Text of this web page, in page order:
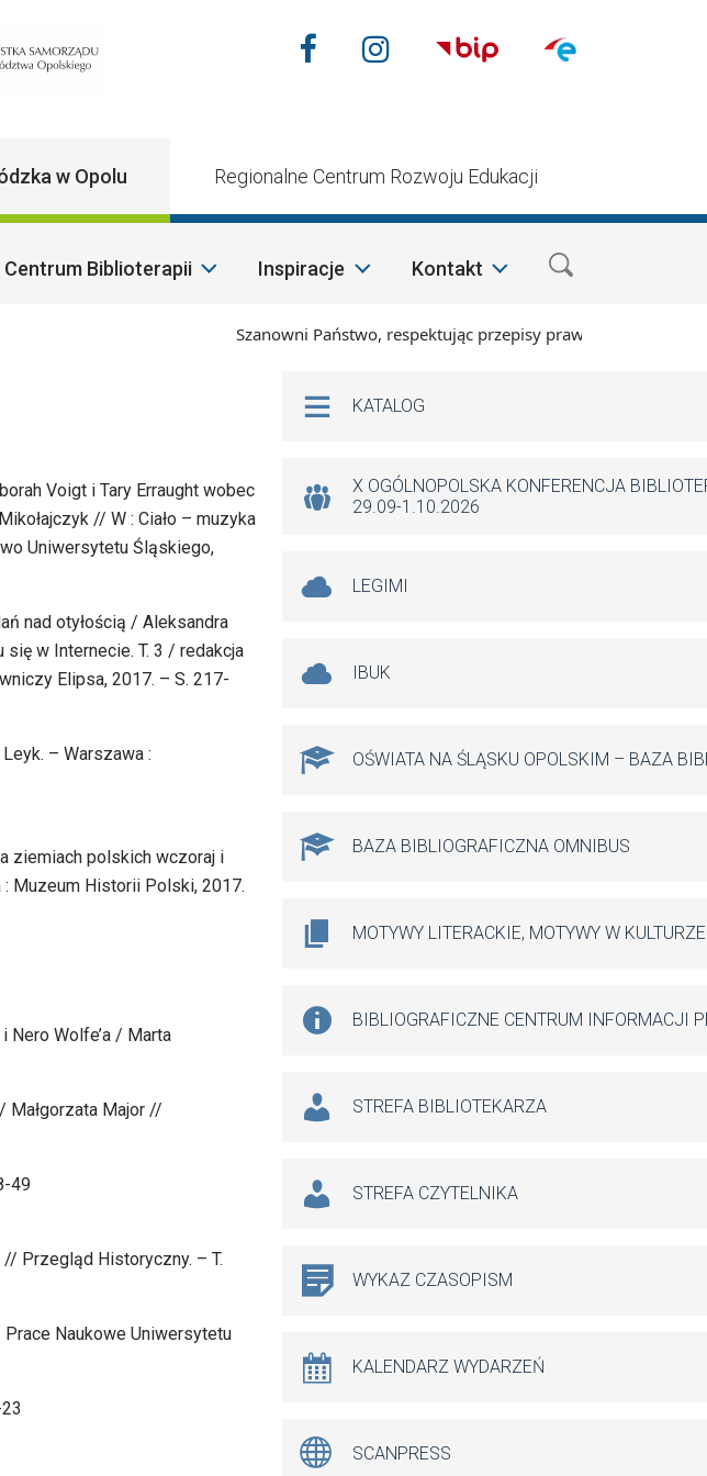
Navigation
Nasze media
FacebookInstagram
w Opolu Regionalne Centrum Rozwoju Edukacji
Centrum Biblioterapii Inspiracje Kontakt
Szanowni Państwo, respektując przepisy prawa i mając na
Voigt i Tary Erraught wobec
// W : Ciało – muzyka
Uniwersytetu Śląskiego,
nad otyłością / Aleksandra
się w Internecie. T. 3 / redakcja
Elipsa, 2017. – S. 217-
– Warszawa :
ziemiach polskich wczoraj i
Muzeum Historii Polski, 2017.
Nero Wolfe’a / Marta
Małgorzata Major //
49
// Przegląd Historyczny. – T.
Naukowe Uniwersytetu
Na skróty
KATALOG
X OGÓLNOPOLSKA KONFERENCJA
29.09-1.10.2026
LEGIMI
IBUK
OŚWIATA NA ŚLĄSKU OPOLSKIM – BAZA
BAZA BIBLIOGRAFICZNA OMNIBUS
MOTYWY LITERACKIE, MOTYWY W KULTURZE
BIBLIOGRAFICZNE CENTRUM INFORMACJI
STREFA BIBLIOTEKARZA
STREFA CZYTELNIKA
WYKAZ CZASOPISM
KALENDARZ WYDARZEŃ
SCANPRESS